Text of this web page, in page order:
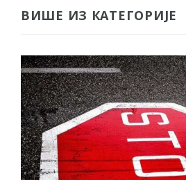
ВИШЕ ИЗ КАТЕГОРИЈЕ